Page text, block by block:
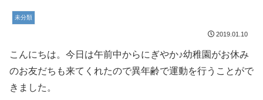
未分類
2019.01.10
こんにちは。今日は午前中からにぎやか♪幼稚園がお休み
のお友だちも来てくれたので異年齢で運動を行うことがで
きました。